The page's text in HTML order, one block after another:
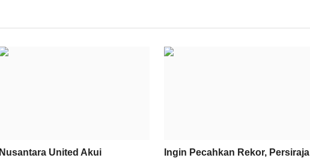
Nusantara United Akui Ingin Pecahkan Rekor, Persiraja